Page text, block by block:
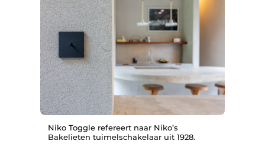
Niko Toggle refereert naar Niko’s
Bakelieten tuimelschakelaar uit 1928.